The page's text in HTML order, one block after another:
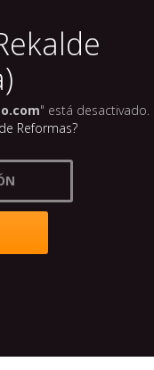
" está desactivado.
Reformas?